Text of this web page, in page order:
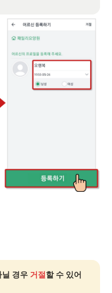
경우 거절할 수 있어